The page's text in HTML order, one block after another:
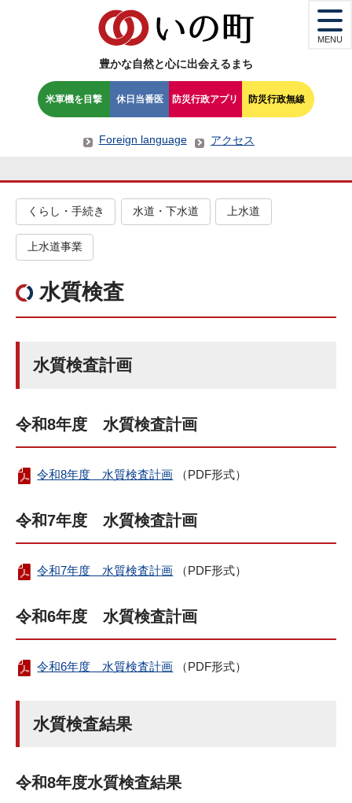
豊かな自然と心に出会えるまち
米軍機を目撃 休日当番医 防災行政アプリ 防災行政無線
Foreign language アクセス
MENU
くらし・手続き 水道・下水道 上水道
上水道事業
水質検査
水質検査計画
令和8年度 水質検査計画
令和8年度 水質検査計画 （PDF形式）
令和7年度 水質検査計画
令和7年度 水質検査計画 （PDF形式）
令和6年度 水質検査計画
令和6年度 水質検査計画 （PDF形式）
水質検査結果
令和8年度水質検査結果